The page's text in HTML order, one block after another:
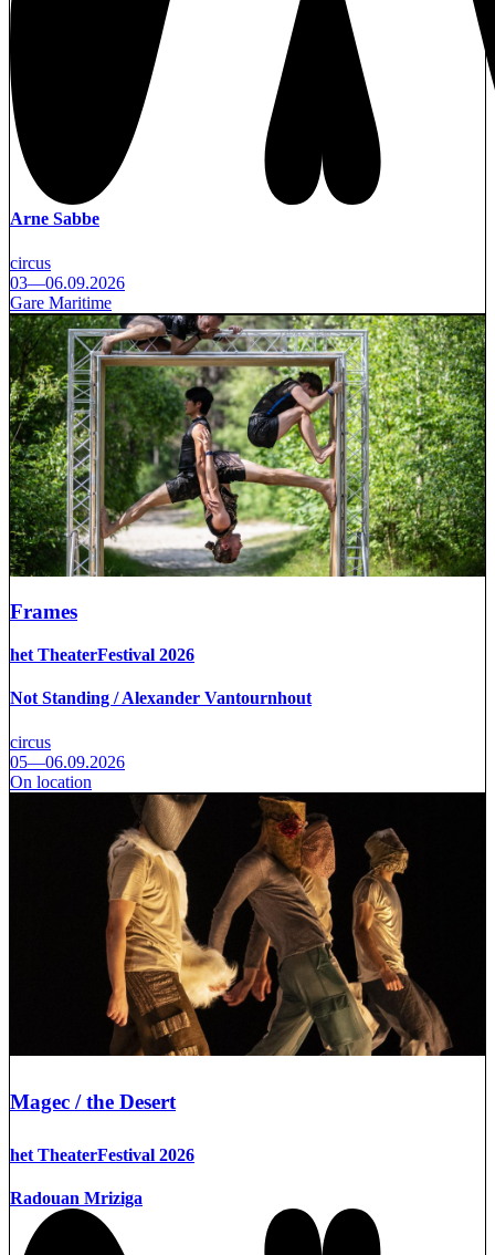
Arne Sabbe
circus
03—06.09.2026
Gare Maritime
Frames
het TheaterFestival 2026
Not Standing / Alexander Vantournhout
circus
05—06.09.2026
On location
Magec / the Desert
het TheaterFestival 2026
Radouan Mriziga